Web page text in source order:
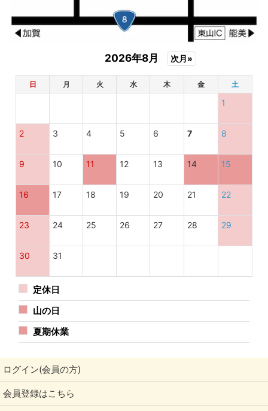
2026年8月 次月»
日 月 火 水 木 金 土
1
2 3 4 5 6 7 8
9 10 11 12 13 14 15
16 17 18 19 20 21 22
23 24 25 26 27 28 29
30 31
定休日
山の日
夏期休業
ログイン(会員の方)
会員登録はこちら